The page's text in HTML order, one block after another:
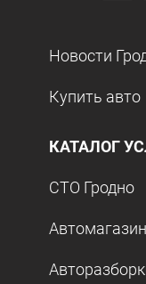
Новости
Купить авто
КАТАЛОГ
СТО Гродно